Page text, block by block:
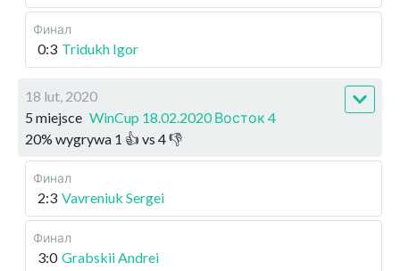
Финал
0:3 Tridukh Igor
18 lut, 2020
5 miejsce WinCup 18.02.2020 Восток 4
20% wygrywa 1 👍 vs 4👎
Финал
2:3 Vavreniuk Sergei
Финал
3:0 Grabskii Andrei